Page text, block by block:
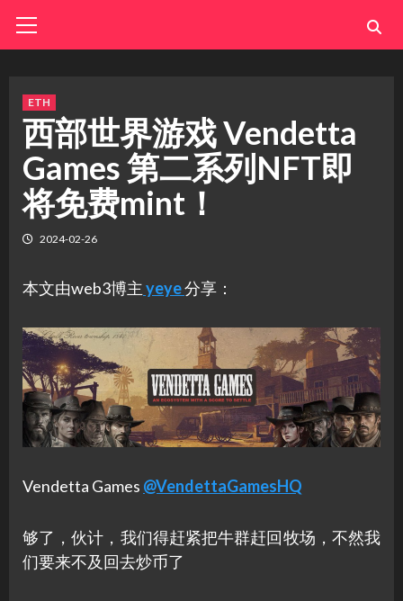
Menu
ETH
西部世界游戏 Vendetta
Games 第二系列NFT即
将免费mint！
2024-02-26
本文由web3博主yeye分享：
Vendetta Games @VendettaGamesHQ
够了，伙计，我们得赶紧把牛群赶回牧场，不然我
们要来不及回去炒币了